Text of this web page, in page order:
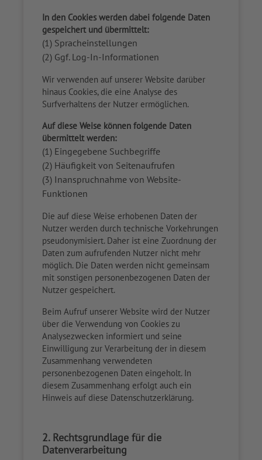
In den Cookies werden dabei folgende Daten
gespeichert und übermittelt:
(1) Spracheinstellungen
(2) Ggf. Log-In-Informationen
Wir verwenden auf unserer Website darüber
hinaus Cookies, die eine Analyse des
Surfverhaltens der Nutzer ermöglichen.
Auf diese Weise können folgende Daten
übermittelt werden:
(1) Eingegebene Suchbegriffe
(2) Häufigkeit von Seitenaufrufen
(3) Inanspruchnahme von Website-
Funktionen
Die auf diese Weise erhobenen Daten der
Nutzer werden durch technische Vorkehrungen
pseudonymisiert. Daher ist eine Zuordnung der
Daten zum aufrufenden Nutzer nicht mehr
möglich. Die Daten werden nicht gemeinsam
mit sonstigen personenbezogenen Daten der
Nutzer gespeichert.
Beim Aufruf unserer Website wird der Nutzer
über die Verwendung von Cookies zu
Analysezwecken informiert und seine
Einwilligung zur Verarbeitung der in diesem
Zusammenhang verwendeten
personenbezogenen Daten eingeholt. In
diesem Zusammenhang erfolgt auch ein
Hinweis auf diese Datenschutzerklärung.
2. Rechtsgrundlage für die
Datenverarbeitung